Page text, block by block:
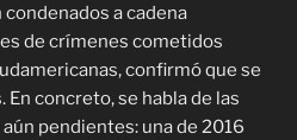
a cadena
de crímenes cometidos
confirmó que se
concreto, se habla de las
pendientes: una de 2016